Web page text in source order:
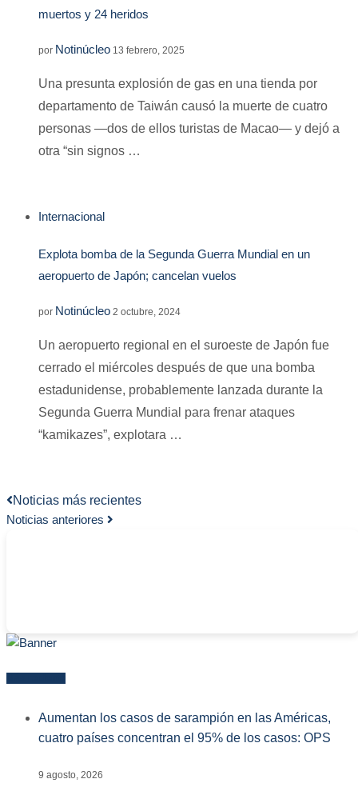
muertos y 24 heridos
por Notinúcleo 13 febrero, 2025
Una presunta explosión de gas en una tienda por
departamento de Taiwán causó la muerte de cuatro
personas —dos de ellos turistas de Macao— y dejó a
otra “sin signos …
Internacional
Explota bomba de la Segunda Guerra Mundial en un
aeropuerto de Japón; cancelan vuelos
por Notinúcleo 2 octubre, 2024
Un aeropuerto regional en el suroeste de Japón fue
cerrado el miércoles después de que una bomba
estadunidense, probablemente lanzada durante la
Segunda Guerra Mundial para frenar ataques
“kamikazes”, explotara …
Noticias más recientes
Noticias anteriores
Aumentan los casos de sarampión en las Américas,
cuatro países concentran el 95% de los casos: OPS
9 agosto, 2026